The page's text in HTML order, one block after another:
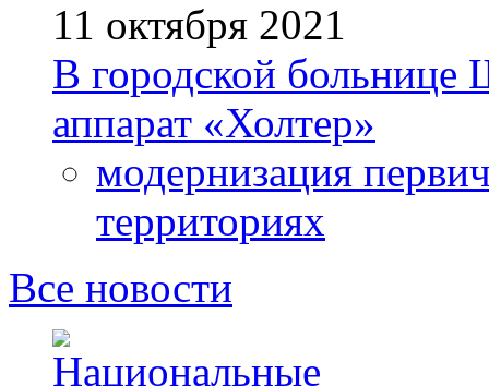
11 октября 2021
В городской
аппарат «Холтер»
модернизация
территориях
Все новости